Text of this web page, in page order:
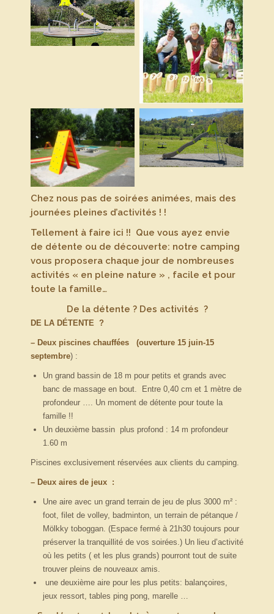
Chez nous pas de soirées animées, mais des
journées pleines d’activités ! !
Tellement à faire ici !! Que vous ayez envie
de détente ou de découverte: notre camping
vous proposera chaque jour de nombreuses
activités « en pleine nature » , facile et pour
toute la famille…
De la détente ? Des activités ?
DE LA DÉTENTE ?
– Deux piscines chauffées (ouverture 15 juin-15
septembre) :
Un grand bassin de 18 m pour petits et grands avec
banc de massage en bout. Entre 0,40 cm et 1 mètre de
profondeur …. Un moment de détente pour toute la
famille !!
Un deuxième bassin plus profond : 14 m profondeur
1.60 m
Piscines exclusivement réservées aux clients du camping.
– Deux aires de jeux :
Une aire avec un grand terrain de jeu de plus 3000 m² :
foot, filet de volley, badminton, un terrain de pétanque /
Mölkky toboggan. (Espace fermé à 21h30 toujours pour
préserver la tranquillité de vos soirées.) Un lieu d’activité
où les petits ( et les plus grands) pourront tout de suite
trouver pleins de nouveaux amis.
une deuxième aire pour les plus petits: balançoires,
jeux ressort, tables ping pong, marelle …